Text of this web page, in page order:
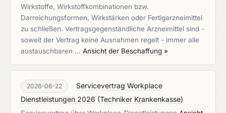
Wirkstoffe, Wirkstoffkombinationen bzw.
Darreichungsformen, Wirkstärken oder Fertigarzneimittel
zu schließen. Vertragsgegenständliche Arzneimittel sind -
soweit der Vertrag keine Ausnahmen regelt - immer alle
austauschbaren … Ansicht der Beschaffung »
2026-06-22
Servicevertrag Workplace
Dienstleistungen 2026 (Techniker Krankenkasse)